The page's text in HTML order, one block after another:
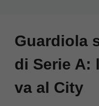
Guardiola
di Serie A:
va al City